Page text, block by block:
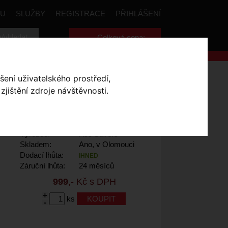
uživatelského prostředí,
zdroje návštěvnosti.
SLUŽBY REGISTRACE PŘIHLÁŠENÍ
Celková cena:
Wing black
WING BLACK
Skladem:
Ano, v Olomouci
Dodací lhůta:
IHNED
Záruční lhůta: 24 měsíců
999,- Kč s DPH
+
-
ks